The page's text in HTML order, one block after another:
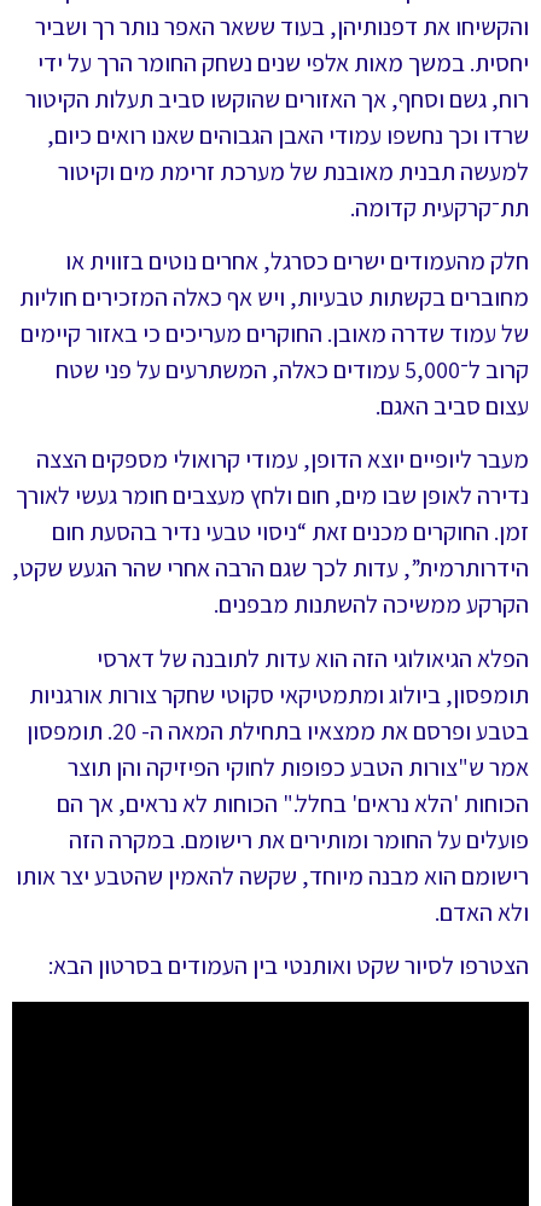
והקשיחו את דפנותיהן, בעוד ששאר האפר נותר רך ושביר
יחסית. במשך מאות אלפי שנים נשחק החומר הרך על ידי
רוח, גשם וסחף, אך האזורים שהוקשו סביב תעלות הקיטור
שרדו וכך נחשפו עמודי האבן הגבוהים שאנו רואים כיום,
למעשה תבנית מאובנת של מערכת זרימת מים וקיטור
תת־קרקעית קדומה.
חלק מהעמודים ישרים כסרגל, אחרים נוטים בזווית או
מחוברים בקשתות טבעיות, ויש אף כאלה המזכירים חוליות
של עמוד שדרה מאובן. החוקרים מעריכים כי באזור קיימים
קרוב ל־5,000 עמודים כאלה, המשתרעים על פני שטח
עצום סביב האגם.
מעבר ליופיים יוצא הדופן, עמודי קרואולי מספקים הצצה
נדירה לאופן שבו מים, חום ולחץ מעצבים חומר געשי לאורך
זמן. החוקרים מכנים זאת “ניסוי טבעי נדיר בהסעת חום
הידרותרמית”, עדות לכך שגם הרבה אחרי שהר הגעש שקט,
הקרקע ממשיכה להשתנות מבפנים.
הפלא הגיאולוגי הזה הוא עדות לתובנה של דארסי
תומפסון, ביולוג ומתמטיקאי סקוטי שחקר צורות אורגניות
בטבע ופרסם את ממצאיו בתחילת המאה ה- 20. תומפסון
אמר ש"צורות הטבע כפופות לחוקי הפיזיקה והן תוצר
הכוחות 'הלא נראים' בחלל." הכוחות לא נראים, אך הם
פועלים על החומר ומותירים את רישומם. במקרה הזה
רישומם הוא מבנה מיוחד, שקשה להאמין שהטבע יצר אותו
ולא האדם.
הצטרפו לסיור שקט ואותנטי בין העמודים בסרטון הבא: